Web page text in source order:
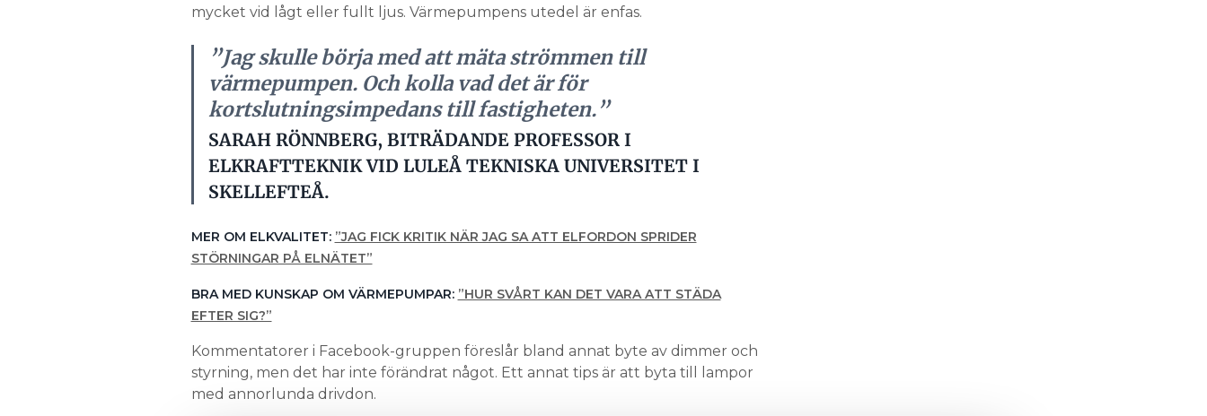
mycket vid lågt eller fullt ljus. Värmepumpens utedel är enfas.
”Jag skulle börja med att mäta strömmen till
värmepumpen. Och kolla vad det är för
kortslutningsimpedans till fastigheten.”
SARAH RÖNNBERG, BITRÄDANDE PROFESSOR I
ELKRAFTTEKNIK VID LULEÅ TEKNISKA UNIVERSITET I
SKELLEFTEÅ.
MER OM ELKVALITET: ”JAG FICK KRITIK NÄR JAG SA ATT ELFORDON SPRIDER
STÖRNINGAR PÅ ELNÄTET”
BRA MED KUNSKAP OM VÄRMEPUMPAR: ”HUR SVÅRT KAN DET VARA ATT STÄDA
EFTER SIG?”
Kommentatorer i Facebook-gruppen föreslår bland annat byte av dimmer och
styrning, men det har inte förändrat något. Ett annat tips är att byta till lampor
med annorlunda drivdon.